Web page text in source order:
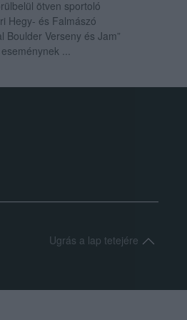
ötven sportoló
Hegy- és Falmászó
Boulder Verseny és Jam”
...
Ugrás a lap tetejére